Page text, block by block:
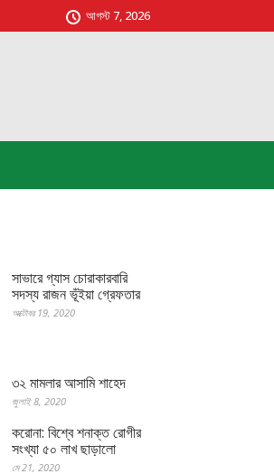
আগস্ট 7, 2026
সাভারে গ্যাস চোরাকারবারি
সদস্য রাজন ভূঁইয়া গ্রেফতার
অক্টোবর 19, 2020
৩২ মামলার আসামি শাহেদ
জুলাই 8, 2020
করোনা: বিশ্বে শনাক্ত রোগীর
সংখ্যা ৫০ লাখ ছাড়ালো
মে 21, 2020